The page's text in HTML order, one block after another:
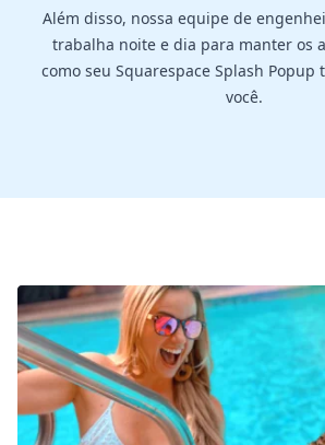
Além disso, nossa equipe de
trabalha noite e dia para manter os
como seu Squarespace Splash
você.